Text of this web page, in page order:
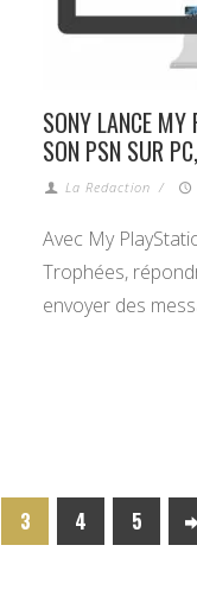
SONY LANCE
SON PSN SUR
La Redaction /
Avec My
Trophées,
envoyer des
3 4 5